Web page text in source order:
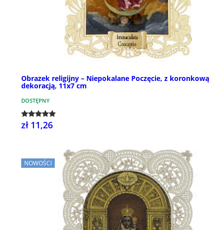
Obrazek religijny – Niepokalane Poczęcie, z koronkową
dekoracją, 11x7 cm
DOSTĘPNY
zł 11,26
NOWOŚCI